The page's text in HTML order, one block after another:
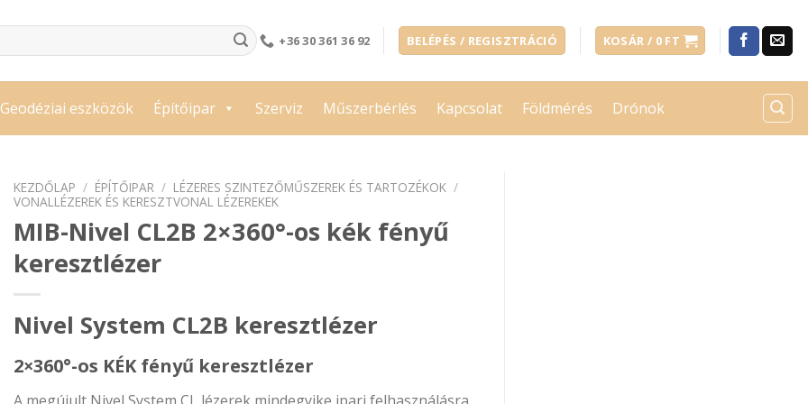
+36 30 361 36 92 BELÉPÉS / REGISZTRÁCIÓ KOSÁR / 0 FT
Geodéziai eszközök Építőipar Szerviz Műszerbérlés Kapcsolat Földmérés Drónok
KEZDŐLAP / ÉPÍTŐIPAR / LÉZERES SZINTEZŐMŰSZEREK ÉS TARTOZÉKOK /
VONALLÉZEREK ÉS KERESZTVONAL LÉZEREKEK
MIB-Nivel CL2B 2×360°-os kék fényű
keresztlézer
Nivel System CL2B keresztlézer
2×360°-os KÉK fényű keresztlézer
A megújult Nivel System CL lézerek mindegyike ipari felhasználásra